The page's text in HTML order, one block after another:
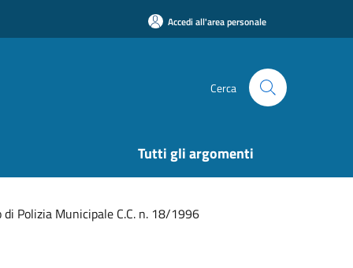
Accedi all'area personale
Cerca
Tutti gli argomenti
Polizia Municipale C.C. n. 18/1996